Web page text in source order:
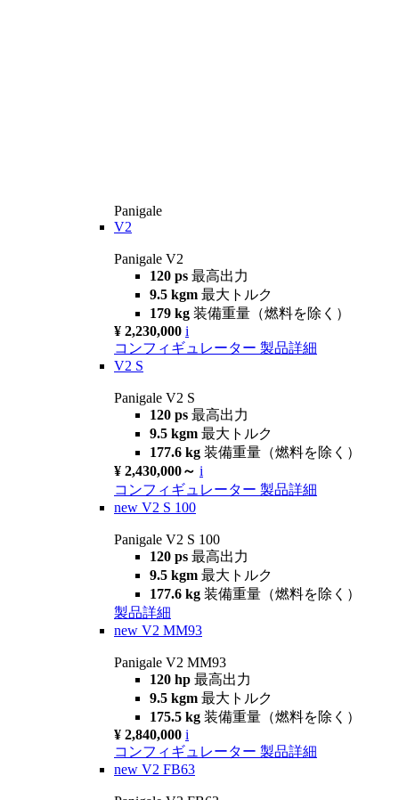
Panigale
V2
Panigale V2
120 ps 最高出力
9.5 kgm 最大トルク
179 kg 装備重量（燃料を除く）
¥ 2,230,000 i
コンフィギュレーター 製品詳細
V2 S
Panigale V2 S
120 ps 最高出力
9.5 kgm 最大トルク
177.6 kg 装備重量（燃料を除く）
¥ 2,430,000～ i
コンフィギュレーター 製品詳細
new V2 S 100
Panigale V2 S 100
120 ps 最高出力
9.5 kgm 最大トルク
177.6 kg 装備重量（燃料を除く）
製品詳細
new V2 MM93
Panigale V2 MM93
120 hp 最高出力
9.5 kgm 最大トルク
175.5 kg 装備重量（燃料を除く）
¥ 2,840,000 i
コンフィギュレーター 製品詳細
new V2 FB63